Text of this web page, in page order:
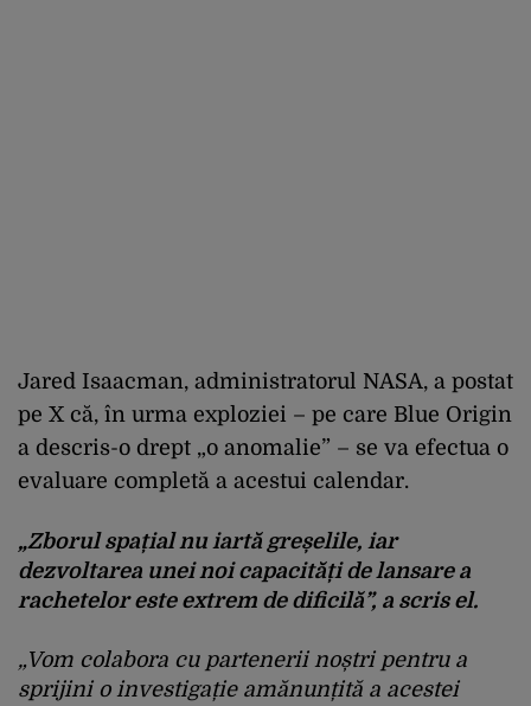
Jared Isaacman, administratorul NASA, a postat
pe X că, în urma exploziei – pe care Blue Origin
a descris-o drept „o anomalie” – se va efectua o
evaluare completă a acestui calendar.
„Zborul spațial nu iartă greșelile, iar
dezvoltarea unei noi capacități de lansare a
rachetelor este extrem de dificilă”, a scris el.
„Vom colabora cu partenerii noștri pentru a
sprijini o investigație amănunțită a acestei